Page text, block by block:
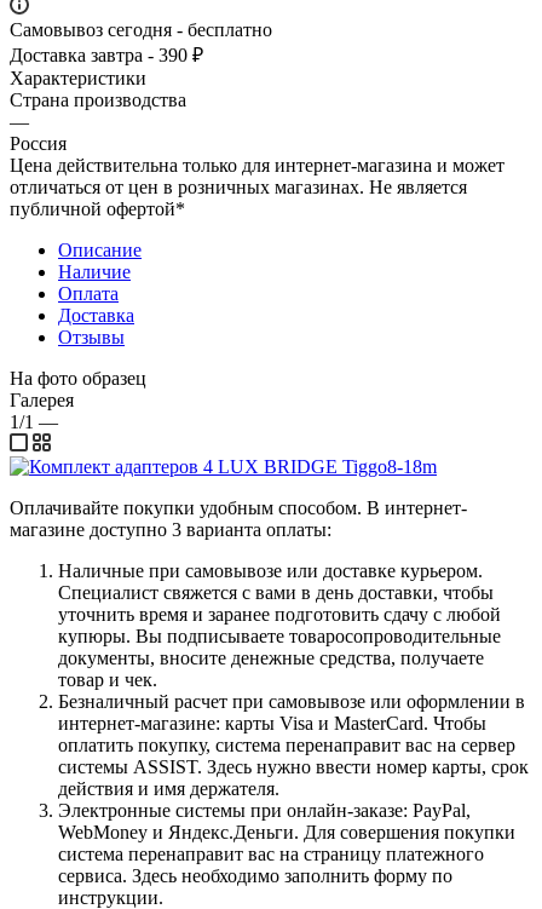
Самовывоз сегодня - бесплатно
Доставка завтра - 390 ₽
Характеристики
Страна производства
—
Россия
Цена действительна только для интернет-магазина и может
отличаться от цен в розничных магазинах. Не является
публичной офертой*
Описание
Наличие
Оплата
Доставка
Отзывы
На фото образец
Галерея
1/1 —
Оплачивайте покупки удобным способом. В интернет-
магазине доступно 3 варианта оплаты:
Наличные при самовывозе или доставке курьером.
Специалист свяжется с вами в день доставки, чтобы
уточнить время и заранее подготовить сдачу с любой
купюры. Вы подписываете товаросопроводительные
документы, вносите денежные средства, получаете
товар и чек.
Безналичный расчет при самовывозе или оформлении в
интернет-магазине: карты Visa и MasterCard. Чтобы
оплатить покупку, система перенаправит вас на сервер
системы ASSIST. Здесь нужно ввести номер карты, срок
действия и имя держателя.
Электронные системы при онлайн-заказе: PayPal,
WebMoney и Яндекс.Деньги. Для совершения покупки
система перенаправит вас на страницу платежного
сервиса. Здесь необходимо заполнить форму по
инструкции.